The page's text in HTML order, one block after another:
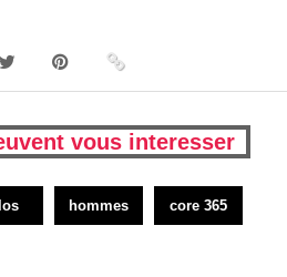
vous interesser
hommes core 365